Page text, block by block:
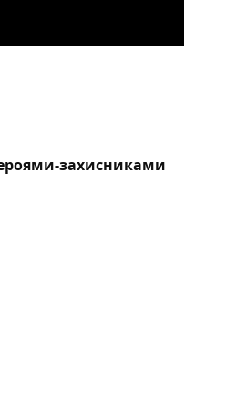
захисниками